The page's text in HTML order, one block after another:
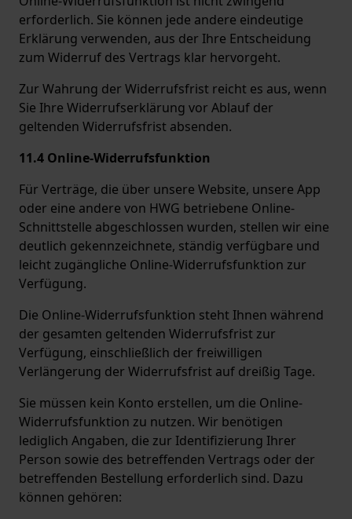
erforderlich. Sie können jede andere eindeutige
Erklärung verwenden, aus der Ihre Entscheidung
zum Widerruf des Vertrags klar hervorgeht.
Zur Wahrung der Widerrufsfrist reicht es aus, wenn
Sie Ihre Widerrufserklärung vor Ablauf der
geltenden Widerrufsfrist absenden.
11.4 Online-Widerrufsfunktion
Für Verträge, die über unsere Website, unsere App
oder eine andere von HWG betriebene Online-
Schnittstelle abgeschlossen wurden, stellen wir eine
deutlich gekennzeichnete, ständig verfügbare und
leicht zugängliche Online-Widerrufsfunktion zur
Verfügung.
Die Online-Widerrufsfunktion steht Ihnen während
der gesamten geltenden Widerrufsfrist zur
Verfügung, einschließlich der freiwilligen
Verlängerung der Widerrufsfrist auf dreißig Tage.
Sie müssen kein Konto erstellen, um die Online-
Widerrufsfunktion zu nutzen. Wir benötigen
lediglich Angaben, die zur Identifizierung Ihrer
Person sowie des betreffenden Vertrags oder der
betreffenden Bestellung erforderlich sind. Dazu
können gehören: